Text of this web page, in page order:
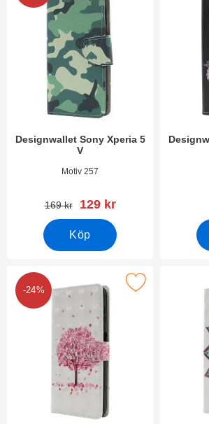
Designwallet Sony Xperia 5
V
Art. nr 49335Motiv 257
tidigare pris
169 kr rea pris
129 kr
Köp
Art. nr
-24%
Makera designwallet Sony Xperia 5 V